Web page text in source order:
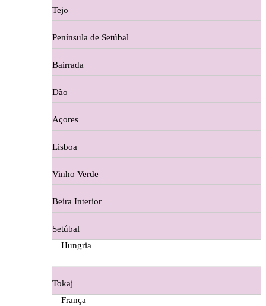
Caves de São João - Bairrada
Charcutaria
Copos e Decanter
Cortes De Reguengo Douro
Digestivos
Divai - Alentejo
Dona Sancha Dão
Doroteia Douro
Ermelinda Freitas - Setubal
Evidencia Dão
Tejo
Península de Setúbal
Bairrada
Dão
Açores
Lisboa
Vinho Verde
Beira Interior
Setúbal
Hungria
Tokaj
França